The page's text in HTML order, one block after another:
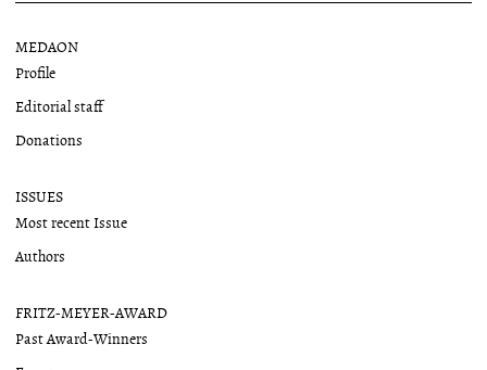
MEDAON
Profile
Editorial staff
Donations
ISSUES
Most recent Issue
Authors
FRITZ-MEYER-AWARD
Past Award-Winners